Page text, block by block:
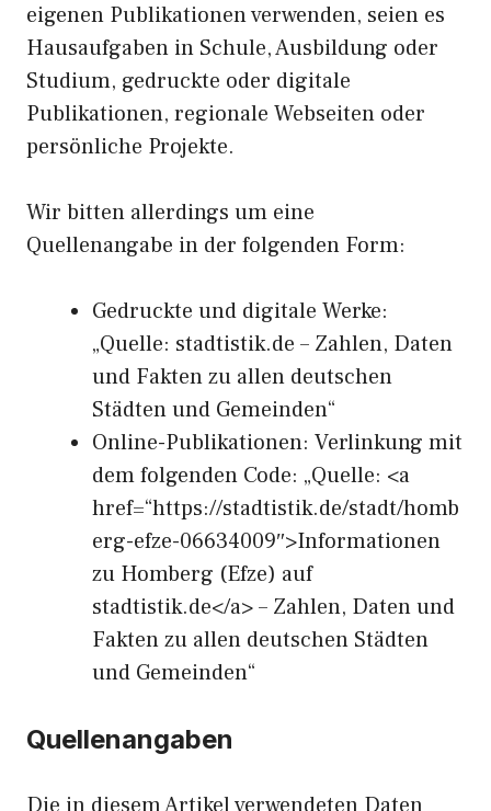
eigenen Publikationen verwenden, seien es
Hausaufgaben in Schule, Ausbildung oder
Studium, gedruckte oder digitale
Publikationen, regionale Webseiten oder
persönliche Projekte.
Wir bitten allerdings um eine
Quellenangabe in der folgenden Form:
Gedruckte und digitale Werke:
„Quelle: stadtistik.de – Zahlen, Daten
und Fakten zu allen deutschen
Städten und Gemeinden“
Online-Publikationen: Verlinkung mit
dem folgenden Code: „Quelle: <a
href=“https://stadtistik.de/stadt/homb
erg-efze-06634009″>Informationen
zu Homberg (Efze) auf
stadtistik.de</a> – Zahlen, Daten und
Fakten zu allen deutschen Städten
und Gemeinden“
Quellenangaben